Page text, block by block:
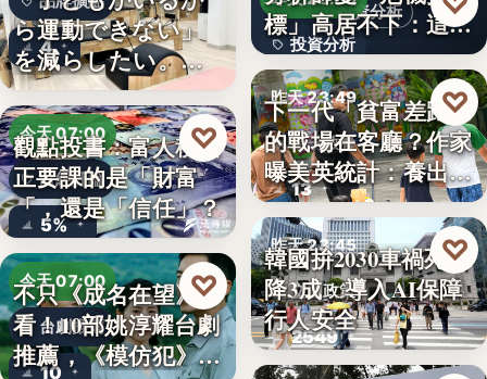
4
ら運動できない」
を減らしたい。埼
玉県戸田…
今天 07:00
財經評論
5%
觀點投書：富人稅真
正要課的是「財富
「，還是「信任」？
♡
今天 07:00
台劇推薦
10
不只《成名在望》好
看！10部姚淳耀台劇
推薦，《模仿犯》
♡
投資分析
投資分析
4.63%
標」高居不下：這次
一殺…
昨天 23:49
親子教養
13
下一代「貧富差距」
的戰場在客廳？作家
曝美英統計：養出高
學…
♡
昨天 23:45
交通政策
2549
韓國拚2030車禍死亡
降3成 導入AI保障
行人安全
♡